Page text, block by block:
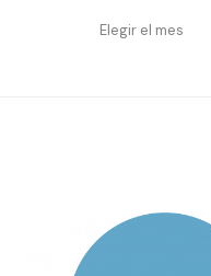
Entradas